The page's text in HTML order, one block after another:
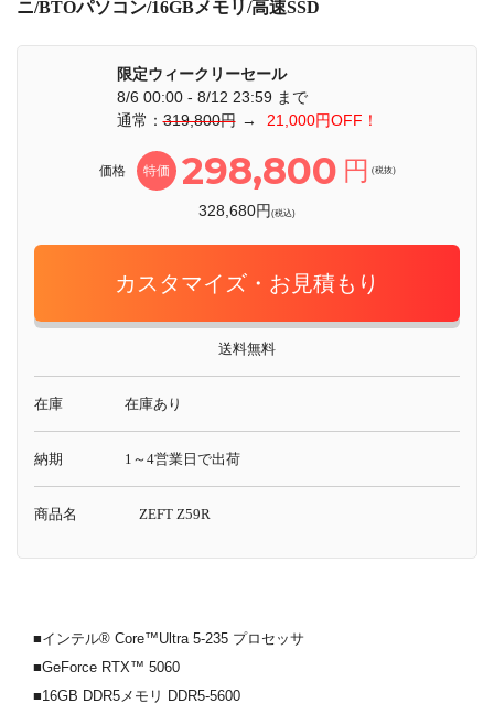
ニ/BTOパソコン/16GBメモリ/高速SSD
限定ウィークリーセール
8/6 00:00 - 8/12 23:59 まで
通常：319,800円 → 21,000円OFF！
価格 特価 298,800 円 (税抜)
328,680円(税込)
カスタマイズ・お見積もり
送料無料
在庫 在庫あり
納期 1～4営業日で出荷
商品名 ZEFT Z59R
■インテル® Core™Ultra 5-235 プロセッサ
■GeForce RTX™ 5060
■16GB DDR5メモリ DDR5-5600